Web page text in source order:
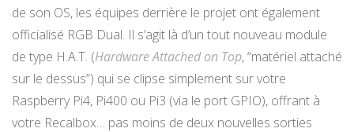
de son OS, les équipes derrière le projet ont également
officialisé RGB Dual. Il s’agit là d’un tout nouveau module
de type H.A.T. (Hardware Attached on Top, “matériel attaché
sur le dessus”) qui se clipse simplement sur votre
Raspberry Pi4, Pi400 ou Pi3 (via le port GPIO), offrant à
votre Recalbox… pas moins de deux nouvelles sorties